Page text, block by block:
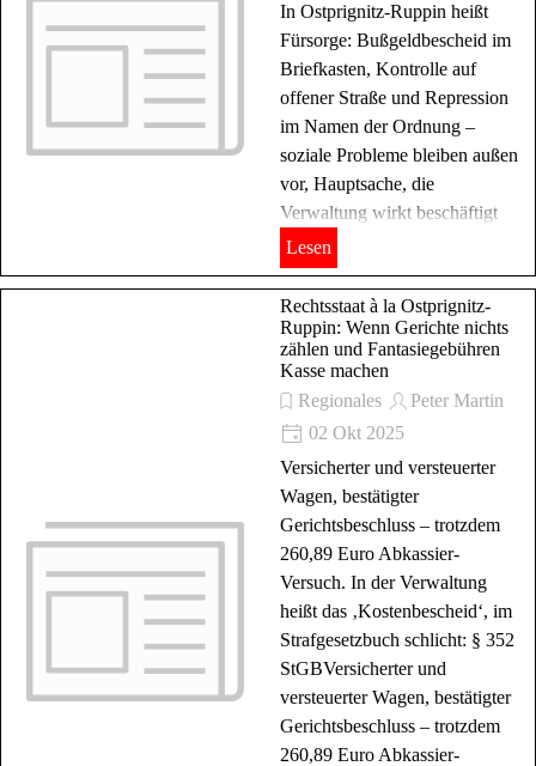
In Ostprignitz-Ruppin heißt
Fürsorge: Bußgeldbescheid im
Briefkasten, Kontrolle auf
offener Straße und Repression
im Namen der Ordnung –
soziale Probleme bleiben außen
vor, Hauptsache, die
Verwaltung wirkt beschäftigt
Lesen
Rechtsstaat à la Ostprignitz-
Ruppin: Wenn Gerichte nichts
zählen und Fantasiegebühren
Kasse machen
Regionales
Peter Martin
02 Okt 2025
Versicherter und versteuerter
Wagen, bestätigter
Gerichtsbeschluss – trotzdem
260,89 Euro Abkassier-
Versuch. In der Verwaltung
heißt das ‚Kostenbescheid‘, im
Strafgesetzbuch schlicht: § 352
StGBVersicherter und
versteuerter Wagen, bestätigter
Gerichtsbeschluss – trotzdem
260,89 Euro Abkassier-